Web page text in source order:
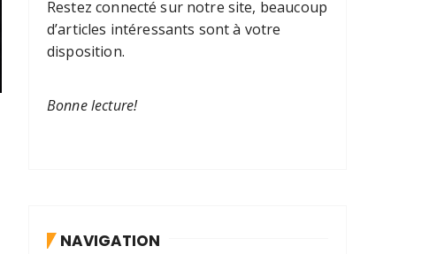
Restez connecté sur notre site, beaucoup
d’articles intéressants sont à votre
disposition.
Bonne lecture!
NAVIGATION